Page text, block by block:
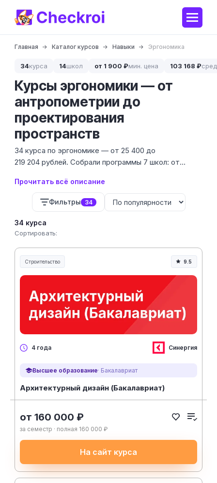
Главная Каталог курсов Навыки Эргономика
34курса 14школ от 1 900 ₽мин. цена 103 168 ₽
Курсы эргономики — от
антропометрии до
проектирования
пространств
34 курса по эргономике — от 25 400 до
219 204 рублей. Собрали программы 7 школ: от
профпереподготовки для архитекторов и UX-
специалистов.
Прочитать всё описание
Фильтры 34
34 курса
Сортировать:
Строительство
Строительство и инженерия
9.5
4 года Синергия
Высшее образование· Бакалавриат
Архитектурный дизайн (Бакалавриат)
от 160 000 ₽
за семестр · полная 160 000 ₽
На сайт курса